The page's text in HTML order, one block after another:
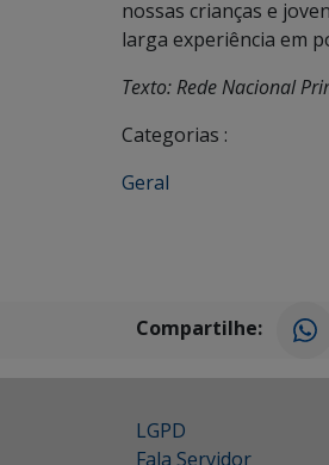
nossas crianças e
larga experiência em
Texto: Rede Nacional
Categorias :
Geral
Compartilhe:
LGPD
Fala Servidor